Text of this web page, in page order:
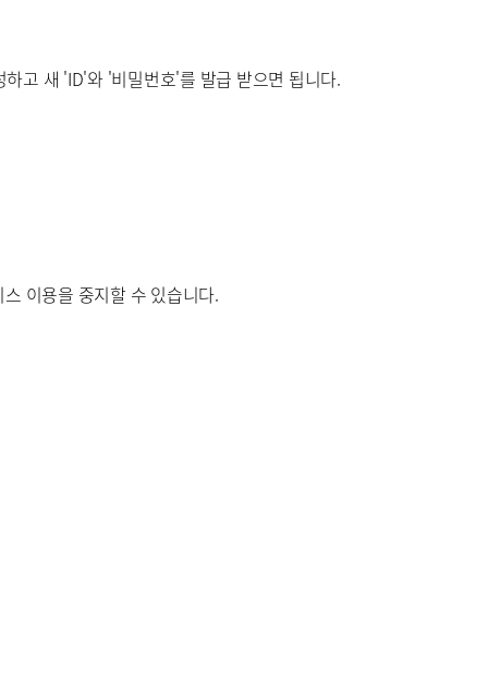
고 새 'ID'와 '비밀번호'를 발급 받으면 됩니다.
이용을 중지할 수 있습니다.